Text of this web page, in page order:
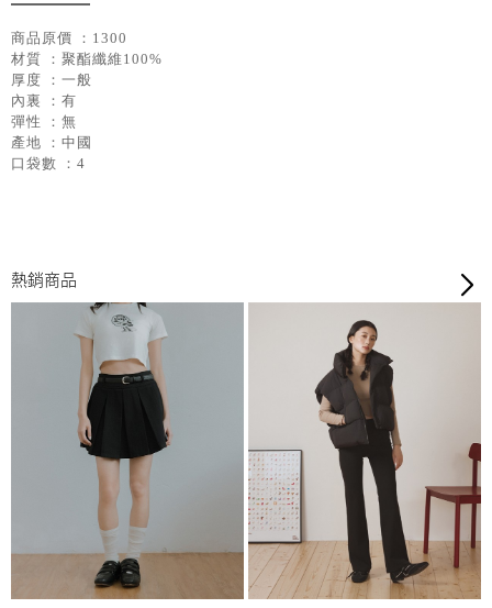
商品原價 ：1300
材質 ：聚酯纖維100%
厚度 ：一般
內裏 ：有
彈性 ：無
產地 ：中國
口袋數 ：4
熱銷商品